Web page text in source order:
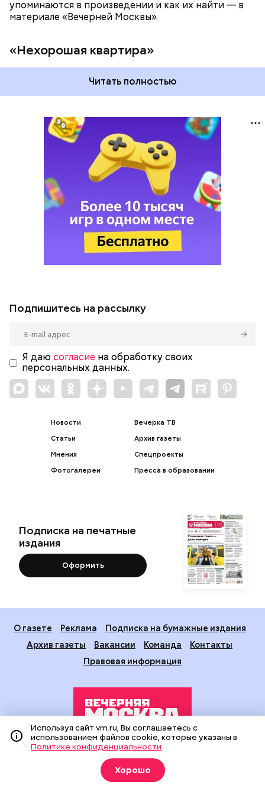
упоминаются в произведении и как их найти — в
материале «Вечерней Москвы».
«Нехорошая квартира»
Читать полностью
Подпишитесь на рассылку
Я даю согласие на обработку своих
персональных данных.
Новости
Статьи
Мнения
Фотогалереи
Вечерка ТВ
Архив газеты
Спецпроекты
Пресса в образовании
Подписка на печатные
издания
Оформить
О газете Реклама
Подписка на бумажные издания
Архив газеты
Вакансии Команда
Контакты
Правовая информация
Издание создано при финансовой поддержке Департамента
средств массовой информации и рекламы города Москвы.
На сайте применяются рекомендательные технологии
(информационные технологии предоставления информации
Используя сайт vm.ru, Вы соглашаетесь с
использованием файлов cookie, которые указаны в
Политике конфиденциальности
Хорошо